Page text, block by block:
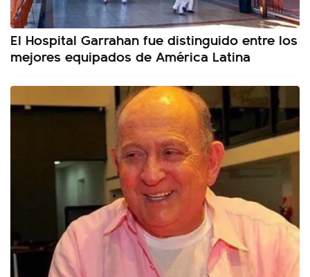
El Hospital Garrahan fue distinguido entre los
mejores equipados de América Latina